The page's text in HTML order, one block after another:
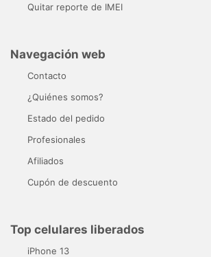
Quitar reporte de IMEI
Navegación web
Contacto
¿Quiénes somos?
Estado del pedido
Profesionales
Afiliados
Cupón de descuento
Top celulares liberados
iPhone 13